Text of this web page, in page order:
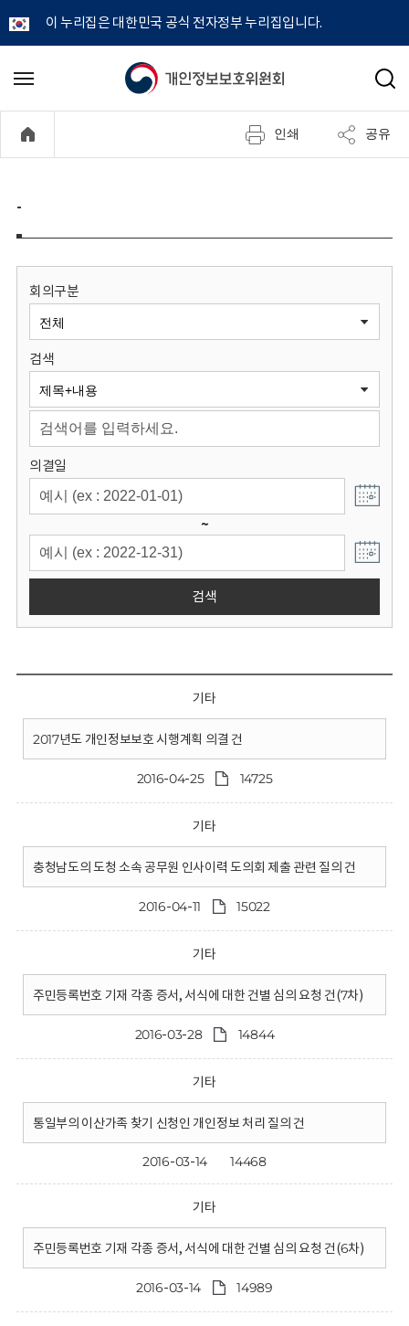
이 누리집은 대한민국 공식 전자정부 누리집입니다.
개
정
보
원
회
메
기
검
인쇄 공유
-
회의구분
검색
의결일
~
검색
기타
2017년도 개인정보보호 시행계획 의결 건
2016-04-25 14725
기타
충청남도의 도청 소속 공무원 인사이력 도의회 제출 관련 질의 건
2016-04-11 15022
기타
주민등록번호 기재 각종 증서, 서식에 대한 건별 심의 요청 건(7차)
2016-03-28 14844
기타
통일부의 이산가족 찾기 신청인 개인정보 처리 질의 건
2016-03-14 14468
기타
주민등록번호 기재 각종 증서, 서식에 대한 건별 심의 요청 건(6차)
2016-03-14 14989